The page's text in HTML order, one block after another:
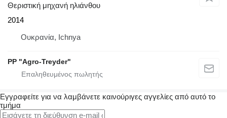
Θεριστική μηχανή ηλιάνθου
2014
Ουκρανία, Ichnya
PP "Agro-Treyder"
Εγγραφείτε για να λαμβάνετε καινούριγες αγγελίες από αυτό το
τμήμα